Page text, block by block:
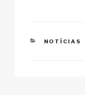
NOTÍCIAS